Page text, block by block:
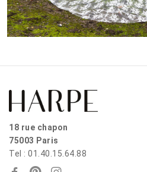
18 rue chapon
75003 Paris
Tel : 01.40.15.64.88